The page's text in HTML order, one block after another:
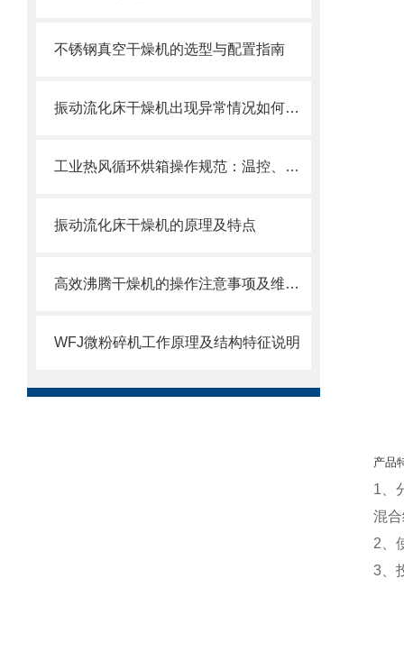
不锈钢真空干燥机的选型与配置指南
振动流化床干燥机出现异常情况如何处理
工业热风循环烘箱操作规范：温控、定时、排风使用指南
振动流化床干燥机的原理及特点
高效沸腾干燥机的操作注意事项及维护保养技巧
WFJ微粉碎机工作原理及结构特征说明
产品
1、
混
2、
3、